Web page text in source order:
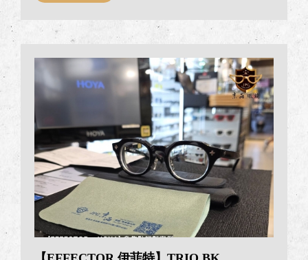
MOSCOT #moscot專門店 #JPG京品眼鏡配鏡案例 #
變色鏡片配鏡案例分享